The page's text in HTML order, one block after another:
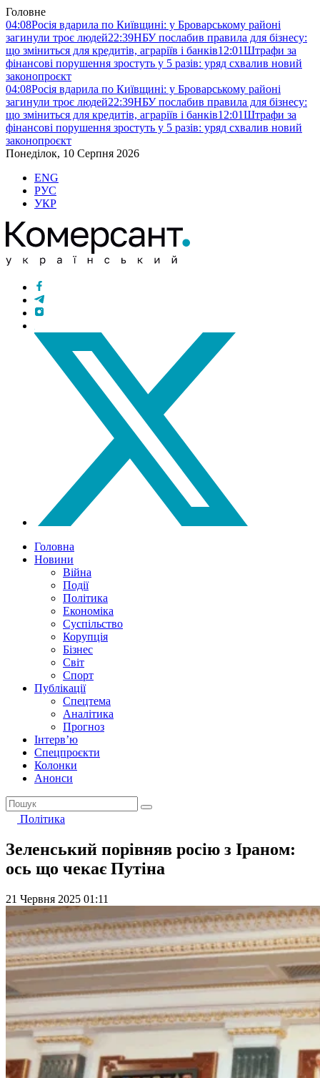
Головне
04:08Росія вдарила по Київщині: у Броварському районі
загинули троє людей22:39НБУ послабив правила для бізнесу:
що зміниться для кредитів, аграріїв і банків12:01Штрафи за
фінансові порушення зростуть у 5 разів: уряд схвалив новий
законопроєкт
04:08Росія вдарила по Київщині: у Броварському районі
загинули троє людей22:39НБУ послабив правила для бізнесу:
що зміниться для кредитів, аграріїв і банків12:01Штрафи за
фінансові порушення зростуть у 5 разів: уряд схвалив новий
законопроєкт
Понеділок, 10 Серпня 2026
ENG
РУС
УКР
Головна
Новини
Війна
Події
Політика
Економіка
Суспільство
Корупція
Бізнес
Світ
Спорт
Публікації
Спецтема
Аналітика
Прогноз
Інтерв’ю
Спецпроєкти
Колонки
Анонси
Політика
Зеленський порівняв росію з Іраном:
ось що чекає Путіна
21 Червня 2025 01:11